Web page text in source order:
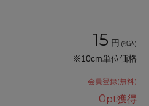
15 円 (税込)
※10cm単位価格
会員登録(無料)
0pt獲得